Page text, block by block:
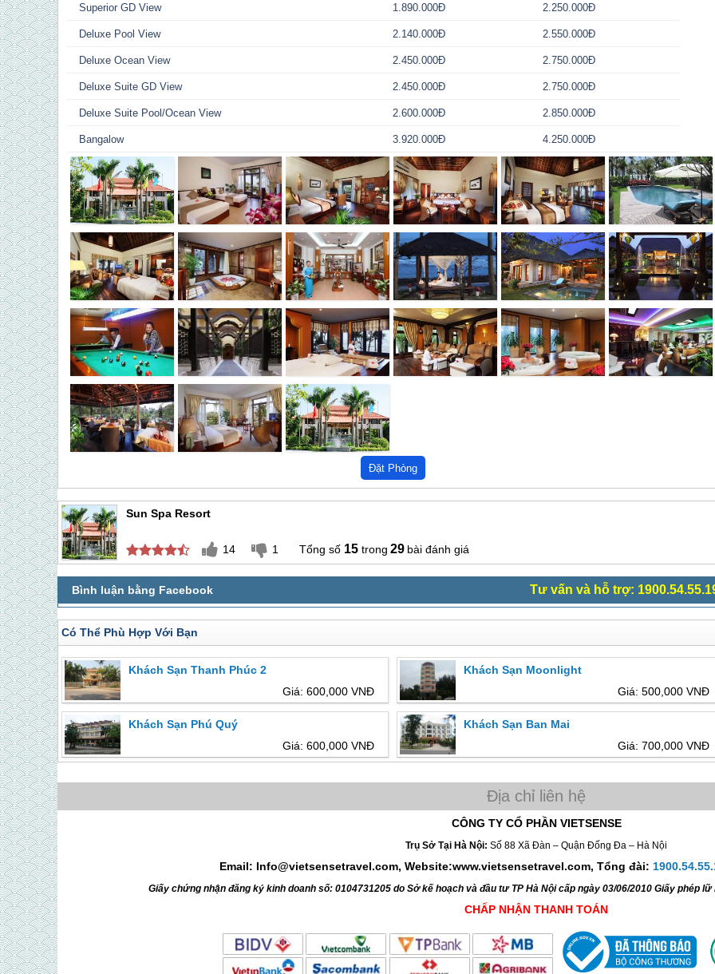
Superior GD View 1.890.000Đ 2.250.000Đ
Deluxe Pool View 2.140.000Đ 2.550.000Đ
Deluxe Ocean View 2.450.000Đ 2.750.000Đ
Deluxe Suite GD View 2.450.000Đ 2.750.000Đ
Deluxe Suite Pool/Ocean View 2.600.000Đ 2.850.000Đ
Bangalow 3.920.000Đ 4.250.000Đ
Sun Spa Resort
14 1 15 29 bài đánh giá
Tư vấn và hỗ trợ:
Có Thể Phù Hợp Với Bạn
Khách Sạn Thanh Phúc 2
Giá: 600,000 VNĐ
Khách Sạn Moonlight
Giá: 500,000 VNĐ
Khách Sạn Phú Quý
Giá: 600,000 VNĐ
Khách Sạn Ban Mai
Giá: 700,000 VNĐ
CÔNG TY CỔ PHẦN VIETSENSE
Trụ Sở Tại Hà Nội: Số 88 Xã Đàn – Quận Đống Đa – Hà Nội
Email: Info@vietsensetravel.com, Website:www.vietsensetravel.com, Tổng đài:
Giấy chứng nhận đăng ký kinh doanh số: 0104731205 do Sở kế hoạch và đầu tư TP Hà Nội cấp ngày 03/06/2010 Giấy phép lữ
CHẤP NHẬN THANH TOÁN